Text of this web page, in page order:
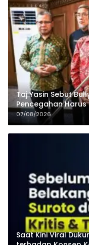
Taj Yasin Sebut
Pencegahan
Pesantren
07/08/2026
Saat Kini Viral